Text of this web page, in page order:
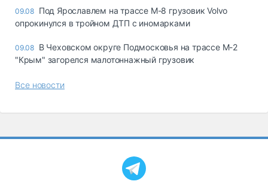
09.08 Под Ярославлем на трассе М-8 грузовик Volvo
опрокинулся в тройном ДТП с иномарками
09.08 В Чеховском округе Подмосковья на трассе М-2
"Крым" загорелся малотоннажный грузовик
Все новости